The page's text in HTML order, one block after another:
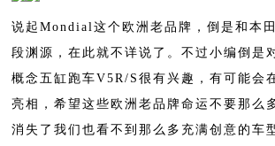
说起Mondial这个欧洲老品牌，倒是和本
段渊源，在此就不详说了。不过小编倒是
概念五缸跑车V5R/S很有兴趣，有可能会
亮相，希望这些欧洲老品牌命运不要那么
消失了我们也看不到那么多充满创意的车